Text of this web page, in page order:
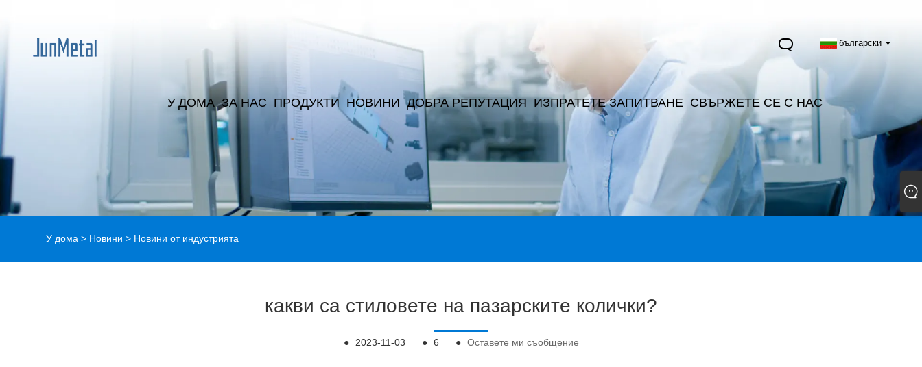
български
У ДОМА ЗА НАС ПРОДУКТИ НОВИНИ ДОБРА РЕПУТАЦИЯ ИЗПРАТЕТЕ ЗАПИТВАНЕ СВЪРЖЕТЕ СЕ С НАС
У дома > Новини > Новини от индустрията
какви са стиловете на пазарските колички?
● 2023-11-03 ● 6 ● Оставете ми съобщение